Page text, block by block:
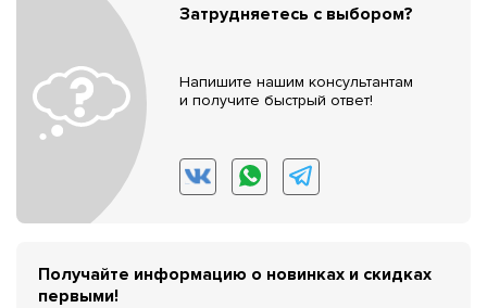
Затрудняетесь с выбором?
Напишите нашим консультантам
и получите быстрый ответ!
Получайте информацию о новинках и скидках
первыми!